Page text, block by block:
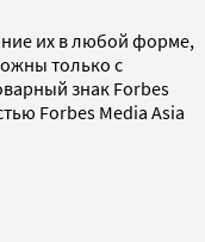
их в любой форме,
только с
знак Forbes
Forbes Media Asia